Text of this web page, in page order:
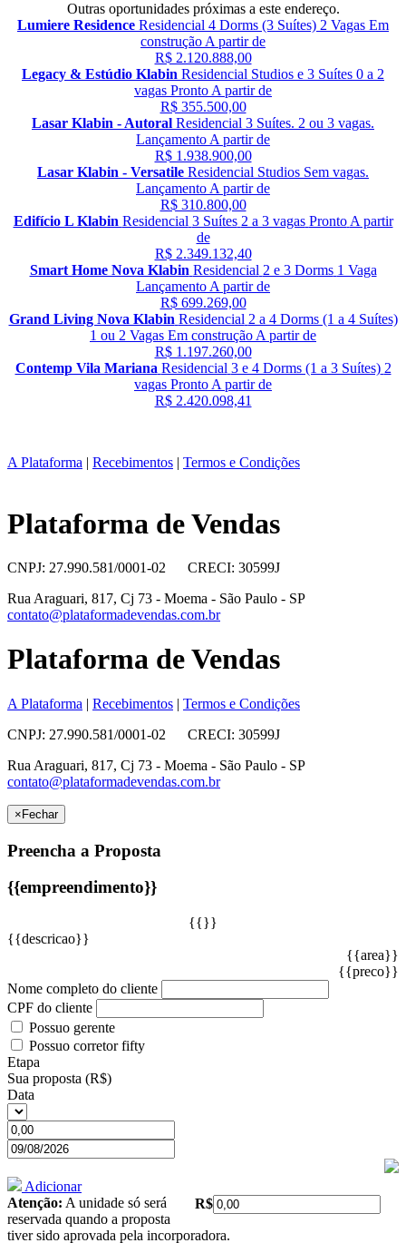
Outras oportunidades próximas a este endereço.
Lumiere Residence Residencial 4 Dorms (3 Suítes) 2 Vagas Em
construção A partir de
R$ 2.120.888,00
Legacy & Estúdio Klabin Residencial Studios e 3 Suítes 0 a 2
vagas Pronto A partir de
R$ 355.500,00
Lasar Klabin - Autoral Residencial 3 Suítes. 2 ou 3 vagas.
Lançamento A partir de
R$ 1.938.900,00
Lasar Klabin - Versatile Residencial Studios Sem vagas.
Lançamento A partir de
R$ 310.800,00
Edifício L Klabin Residencial 3 Suítes 2 a 3 vagas Pronto A partir
de
R$ 2.349.132,40
Smart Home Nova Klabin Residencial 2 e 3 Dorms 1 Vaga
Lançamento A partir de
R$ 699.269,00
Grand Living Nova Klabin Residencial 2 a 4 Dorms (1 a 4 Suítes)
1 ou 2 Vagas Em construção A partir de
R$ 1.197.260,00
Contemp Vila Mariana Residencial 3 e 4 Dorms (1 a 3 Suítes) 2
vagas Pronto A partir de
R$ 2.420.098,41
A Plataforma | Recebimentos | Termos e Condições
Plataforma de Vendas
CNPJ: 27.990.581/0001-02 CRECI: 30599J
Rua Araguari, 817, Cj 73 - Moema - São Paulo - SP
contato@plataformadevendas.com.br
Plataforma de Vendas
A Plataforma | Recebimentos | Termos e Condições
CNPJ: 27.990.581/0001-02 CRECI: 30599J
Rua Araguari, 817, Cj 73 - Moema - São Paulo - SP
contato@plataformadevendas.com.br
× Fechar
Preencha a Proposta
{{empreendimento}}
{{}}
{{descricao}}
{{area}}
{{preco}}
Nome completo do cliente
CPF do cliente
Possuo gerente
Possuo corretor fifty
Etapa
Sua proposta (R$)
Data
Adicionar
R$
Atenção: A unidade só será
reservada quando a proposta
tiver sido aprovada pela incorporadora.